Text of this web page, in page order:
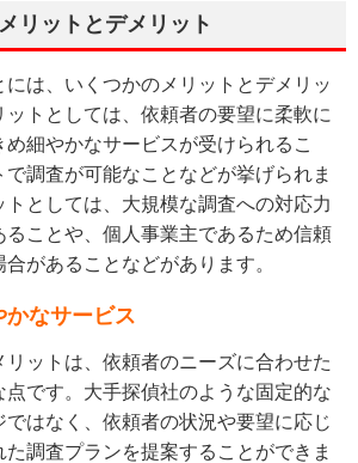
リットとデメリット
は、いくつかのメリットとデメリッ
ットとしては、依頼者の要望に柔軟に
細やかなサービスが受けられるこ
調査が可能なことなどが挙げられま
としては、大規模な調査への対応力
ることや、個人事業主であるため信頼
があることなどがあります。
なサービス
ットは、依頼者のニーズに合わせた
です。大手探偵社のような固定的な
はなく、依頼者の状況や要望に応じ
調査プランを提案することができま